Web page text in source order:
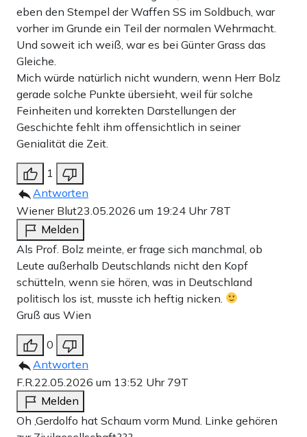
eben den Stempel der Waffen SS im Soldbuch, war
vorher im Grunde ein Teil der normalen Wehrmacht.
Und soweit ich weiß, war es bei Günter Grass das
Gleiche.
Mich würde natürlich nicht wundern, wenn Herr Bolz
gerade solche Punkte übersieht, weil für solche
Feinheiten und korrekten Darstellungen der
Geschichte fehlt ihm offensichtlich in seiner
Genialität die Zeit.
1
Antworten
Wiener Blut23.05.2026 um 19:24 Uhr 78T
Melden
Als Prof. Bolz meinte, er frage sich manchmal, ob
Leute außerhalb Deutschlands nicht den Kopf
schütteln, wenn sie hören, was in Deutschland
politisch los ist, musste ich heftig nicken.
Gruß aus Wien
0
Antworten
F.R. 22.05.2026 um 13:52 Uhr 79T
Melden
Oh ,Gerdolfo hat Schaum vorm Mund. Linke gehören